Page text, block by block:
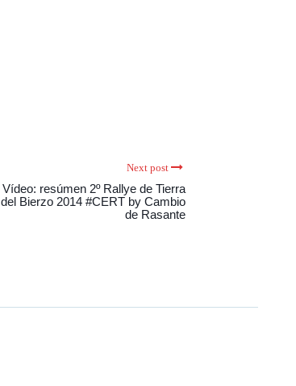
Next post
Vídeo: resúmen 2º Rallye de Tierra
del Bierzo 2014 #CERT by Cambio
de Rasante